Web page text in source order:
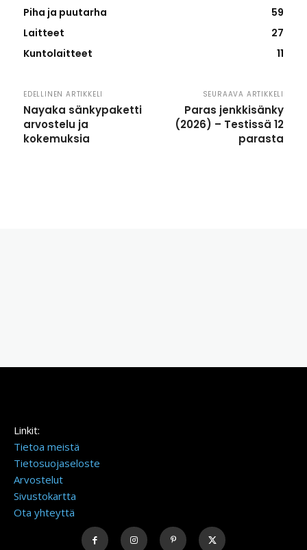
Piha ja puutarha
59
Laitteet
27
Kuntolaitteet
11
EDELLINEN ARTIKKELI
Nayaka sänkypaketti
arvostelu ja
kokemuksia
SEURAAVA ARTIKKELI
Paras jenkkisänky
(2026) – Testissä 12
parasta
Linkit:
Tietoa meistä
Tietosuojaseloste
Arvostelut
Sivustokartta
Ota yhteyttä